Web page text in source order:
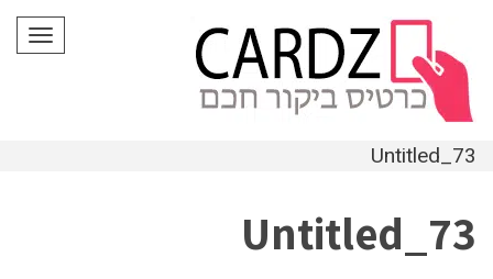
תפריט
Untitled_73
Untitled_73